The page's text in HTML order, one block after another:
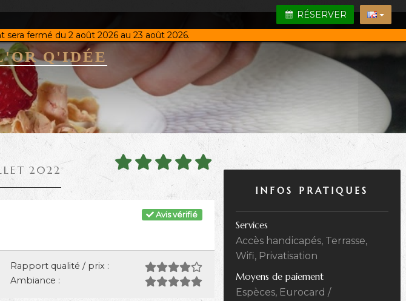
RÉSERVER
sera fermé du 2 août 2026 au 23 août 2026.
Q'IDÉE
2022
Avis vérifié
Rapport qualité / prix :
Ambiance :
INFOS PRATIQUES
Services
Accès handicapés, Terrasse,
Wifi, Privatisation
Moyens de paiement
Espèces, Eurocard /